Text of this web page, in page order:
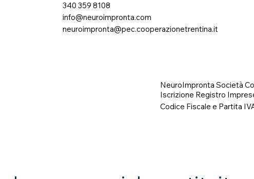
340 359 8108
info@neuroimpronta.com
neuroimpronta@pec.cooperazionetrentina.it
NeuroImpronta Società
Iscrizione Registro
Codice Fiscale e Partita